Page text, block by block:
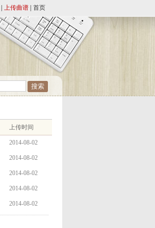
上传曲谱 首页
上传时间
2014-08-02
2014-08-02
2014-08-02
2014-08-02
2014-08-02